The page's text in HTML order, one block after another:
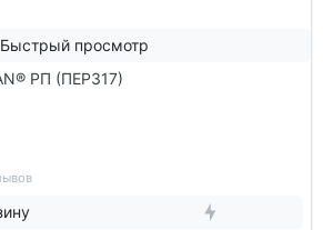
Быстрый просмотр
РП (ПЕР317)